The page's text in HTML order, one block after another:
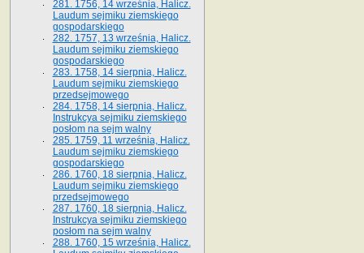
281. 1756, 14 września, Halicz.
Laudum sejmiku ziemskiego
gospodarskiego
282. 1757, 13 września, Halicz.
Laudum sejmiku ziemskiego
gospodarskiego
283. 1758, 14 sierpnia, Halicz.
Laudum sejmiku ziemskiego
przedsejmowego
284. 1758, 14 sierpnia, Halicz.
Instrukcya sejmiku ziemskiego
posłom na sejm walny
285. 1759, 11 września, Halicz.
Laudum sejmiku ziemskiego
gospodarskiego
286. 1760, 18 sierpnia, Halicz.
Laudum sejmiku ziemskiego
przedsejmowego
287. 1760, 18 sierpnia, Halicz.
Instrukcya sejmiku ziemskiego
posłom na sejm walny
288. 1760, 15 września, Halicz.